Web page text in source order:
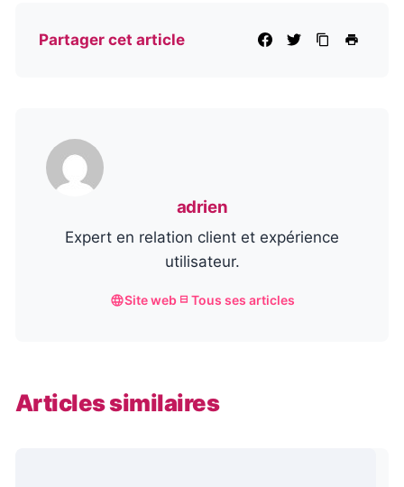
Partager cet article
adrien
Expert en relation client et expérience
utilisateur.
Site web Tous ses articles
Articles similaires